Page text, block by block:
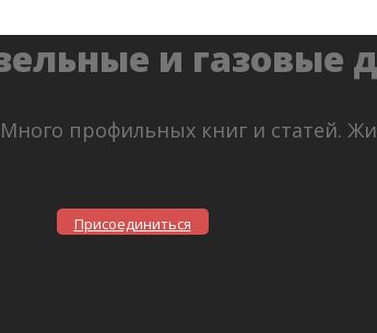
и газовые
профильных книг и статей.
Присоединиться